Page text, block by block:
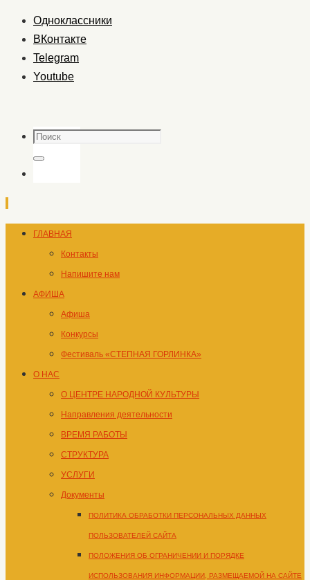
Одноклассники
ВКонтакте
Telegram
Youtube
Поиск
Поиск
Перейти
содержимому
ГЛАВНАЯ
Контакты
Напишите нам
АФИША
Афиша
Конкурсы
Фестиваль «СТЕПНАЯ ГОРЛИНКА»
О НАС
О ЦЕНТРЕ НАРОДНОЙ КУЛЬТУРЫ
Направления деятельности
ВРЕМЯ РАБОТЫ
СТРУКТУРА
УСЛУГИ
Документы
ПОЛИТИКА ОБРАБОТКИ ПЕРСОНАЛЬНЫХ ДАННЫХ
ПОЛЬЗОВАТЕЛЕЙ САЙТА
ПОЛОЖЕНИЯ ОБ ОГРАНИЧЕНИИ И ПОРЯДКЕ
ИСПОЛЬЗОВАНИЯ ИНФОРМАЦИИ, РАЗМЕЩАЕМОЙ НА САЙТЕ